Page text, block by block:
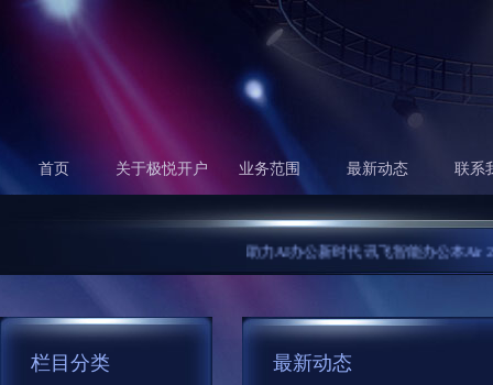
首页 关于极悦开户 业务范围 最新动态 联系
助力AI办公新时代 讯飞智能办公本Air 2评
栏目分类 最新动态